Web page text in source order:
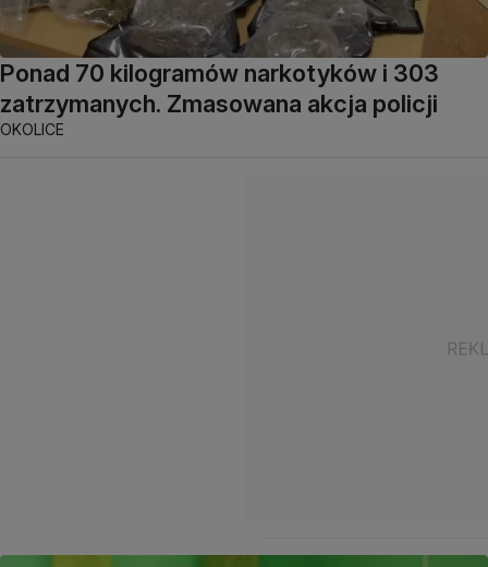
Ponad 70 kilogramów narkotyków i 303
zatrzymanych. Zmasowana akcja policji
OKOLICE